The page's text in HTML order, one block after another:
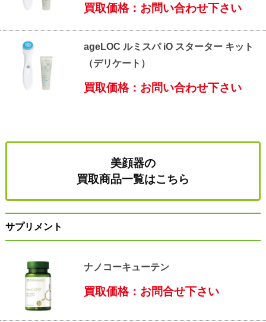
買取価格：お問い合わせ下さい
ageLOC ルミスパ iO スターター キット
（デリケート）
買取価格：お問い合わせ下さい
美顔器の
買取商品一覧はこちら
サプリメント
ナノコーキューテン
買取価格：お問合せ下さい